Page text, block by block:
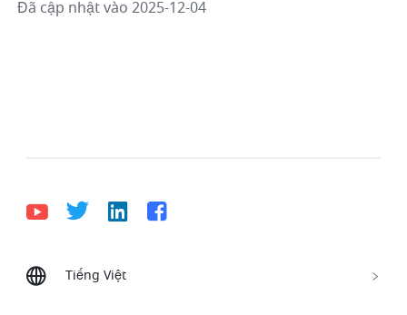
Đã cập nhật vào 2025-12-04
Tiếng Việt